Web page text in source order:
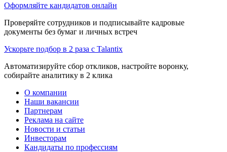
Оформляйте кандидатов онлайн
Проверяйте сотрудников и подписывайте кадровые
документы без бумаг и личных встреч
Ускорьте подбор в 2 раза с Talantix
Автоматизируйте сбор откликов, настройте воронку,
собирайте аналитику в 2 клика
О компании
Наши вакансии
Партнерам
Реклама на сайте
Новости и статьи
Инвесторам
Кандидаты по профессиям